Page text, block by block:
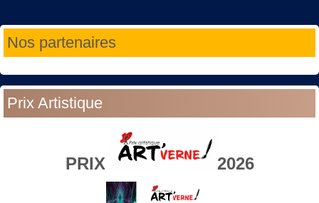
Nos partenaires
Prix Artistique
PRIX 2026
Année
précédente
Mois
précédent
Année
suivante
Mois
suivant